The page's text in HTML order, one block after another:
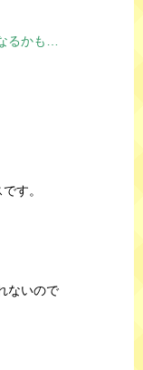
るかも…
す。
ないので